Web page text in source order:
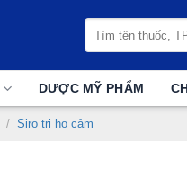
kiếm:
DƯỢC MỸ PHẨM
/ Siro trị ho cảm